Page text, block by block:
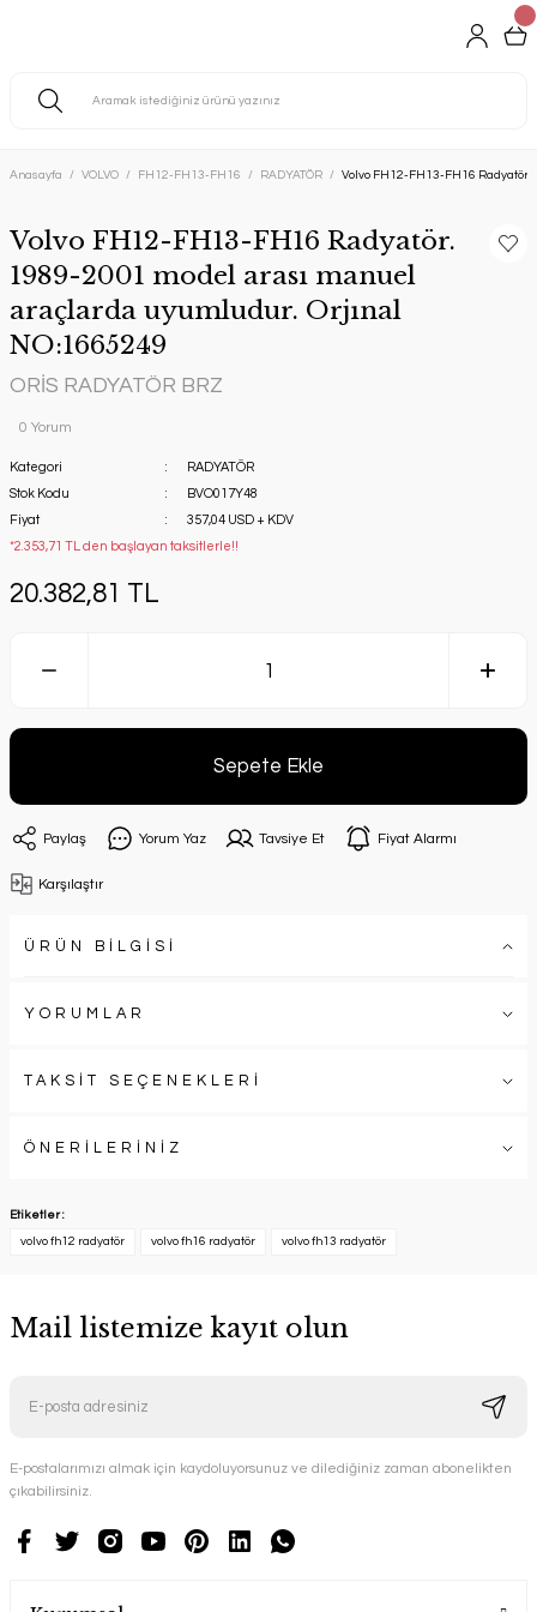
Anasayfa VOLVO FH12-FH13-FH16 RADYATÖR Volvo FH12-FH13-FH16 Radyatör.
Volvo FH12-FH13-FH16 Radyatör.
1989-2001 model arası manuel
araçlarda uyumludur. Orjınal
NO:1665249
ORİS RADYATÖR BRZ
0 Yorum
Kategori
RADYATÖR
Stok Kodu
BVO017Y48
Fiyat
357,04 USD + KDV
*2.353,71 TL den başlayan taksitlerle!!
20.382,81 TL
Sepete Ekle
Paylaş Yorum Yaz Tavsiye Et Fiyat Alarmı
Karşılaştır
ÜRÜN BİLGİSİ
YORUMLAR
TAKSİT SEÇENEKLERİ
ÖNERİLERİNİZ
Etiketler :
volvo fh12 radyatör volvo fh16 radyatör volvo fh13 radyatör
Mail listemize kayıt olun
E-postalarımızı almak için kaydoluyorsunuz ve dilediğiniz zaman abonelikten
çıkabilirsiniz.